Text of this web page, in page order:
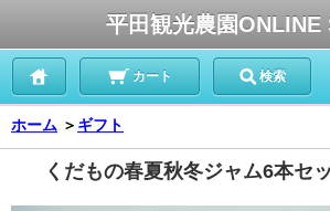
平田観光農園ONLINE
カート 検索
ホーム ＞ ギフト
くだもの春夏秋冬ジャム6本セ